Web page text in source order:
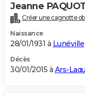
Jeanne
Créer une cagnotte
Naissance
28/01/1931 à Lunéville
Décès
30/01/2015 à Ars-